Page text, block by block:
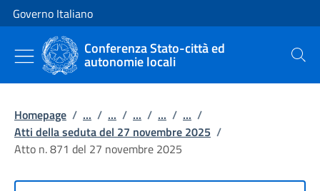
Vai al contenuto
Vai alla navigazione del sito
Governo Italiano
Conferenza Stato-città ed
autonomie locali Cerca
Homepage / ... / ... / ... / ... / ... /
Atti della seduta del 27 novembre 2025 /
Atto n. 871 del 27 novembre 2025